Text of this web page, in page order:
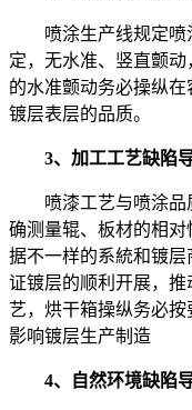
喷涂生产线规定
定，无水准、竖直颤
的水准颤动务必操纵
镀层表层的品质。
3、加工工艺缺陷
喷漆工艺与喷涂
确测量辊、板材的相
据不一样的系統和镀
证镀层的顺利开展，
艺，烘干箱操纵务必
影响镀层生产制造
4、自然环境缺陷